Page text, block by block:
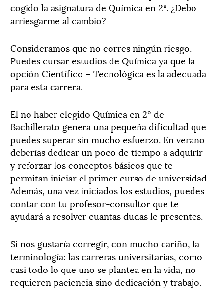
cogido la asignatura de Química en 2ª. ¿Debo
arriesgarme al cambio?
Consideramos que no corres ningún riesgo.
Puedes cursar estudios de Química ya que la
opción Científico – Tecnológica es la adecuada
para esta carrera.
El no haber elegido Química en 2º de
Bachillerato genera una pequeña dificultad que
puedes superar sin mucho esfuerzo. En verano
deberías dedicar un poco de tiempo a adquirir
y reforzar los conceptos básicos que te
permitan iniciar el primer curso de universidad.
Además, una vez iniciados los estudios, puedes
contar con tu profesor-consultor que te
ayudará a resolver cuantas dudas le presentes.
Si nos gustaría corregir, con mucho cariño, la
terminología: las carreras universitarias, como
casi todo lo que uno se plantea en la vida, no
requieren paciencia sino dedicación y trabajo.